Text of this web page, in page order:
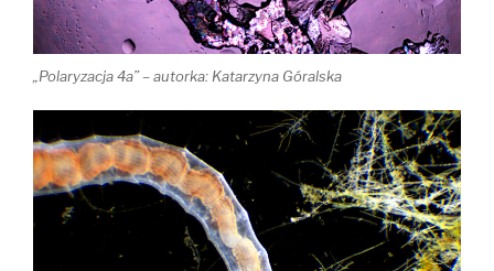
„Polaryzacja 4a” – autorka: Katarzyna Góralska